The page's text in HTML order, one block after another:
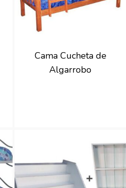
Cama Cucheta de
Algarrobo